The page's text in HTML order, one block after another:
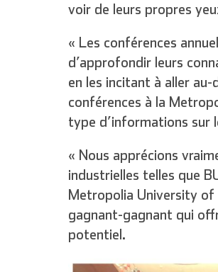
voir de leurs propres
« Les conférences
d’approfondir leurs
en les incitant à aller
conférences à la
type d’informations sur
« Nous apprécions
industrielles telles que
Metropolia University of
gagnant-gagnant qui
potentiel.